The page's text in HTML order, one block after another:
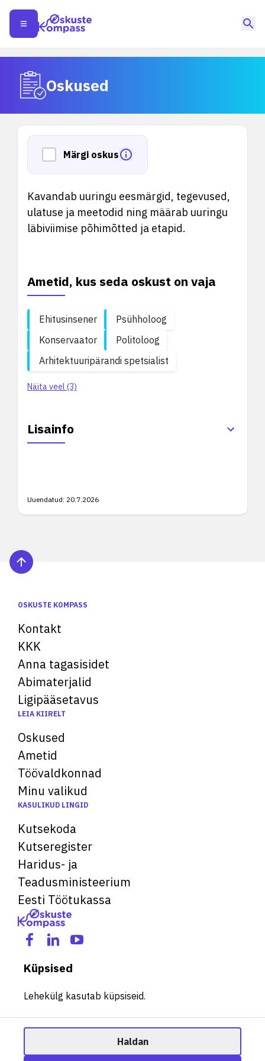
Oskused
Märgi oskus
Kavandab uuringu eesmärgid, tegevused,
ulatuse ja meetodid ning määrab uuringu
läbiviimise põhimõtted ja etapid.
Ametid, kus seda oskust on vaja
Ehitusinsener
Psühholoog
Konservaator
Politoloog
Arhitektuuripärandi spetsialist
Näita veel (3)
Lisainfo
Uuendatud: 20.7.2026
OSKUSTE KOMPASS
Kontakt
KKK
Anna tagasisidet
Abimaterjalid
Ligipääsetavus
LEIA KIIRELT
Oskused
Ametid
Töövaldkonnad
Minu valikud
KASULIKUD LINGID
Kutsekoda
Kutseregister
Haridus- ja
Teadusministeerium
Eesti Töötukassa
Küpsised
Lehekülg kasutab küpsiseid.
Haldan